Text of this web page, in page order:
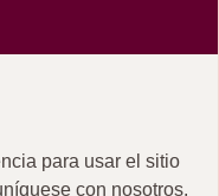
para usar el sitio
con nosotros.